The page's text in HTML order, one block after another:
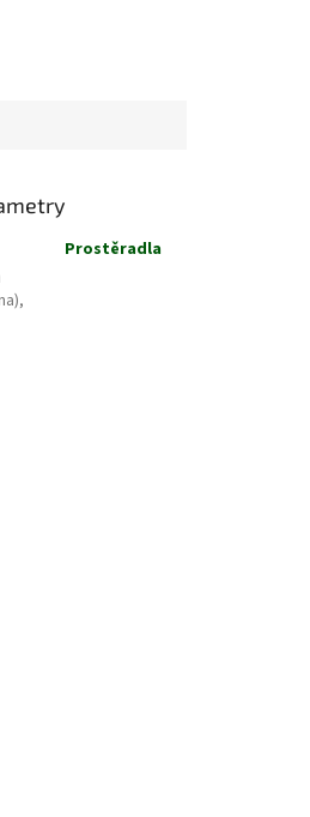
kvalitní froté tkanina
Prostěradla